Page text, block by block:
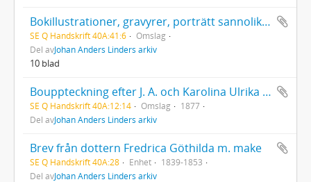
Bokillustrationer, gravyrer, porträtt sannolikt försättsblad. Några från 1600-talet.
SE Q Handskrift 40A:41:6
Omslag
Del avJohan Anders Linders arkiv
10 blad
Bouppteckning efter J. A. och Karolina Ulrika Linder, (kopia)
SE Q Handskrift 40A:12:14 Omslag
1877
Del avJohan Anders Linders arkiv
Brev från dottern Fredrica Göthilda m. make
SE Q Handskrift 40A:28 Enhet
1839-1853
Del avJohan Anders Linders arkiv